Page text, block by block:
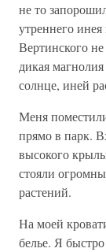
не то
утреннего
Вертинского
дикая
солнце, иней
Меня
прямо в парк.
высокого
стояли
растений.
На моей
белье. Я